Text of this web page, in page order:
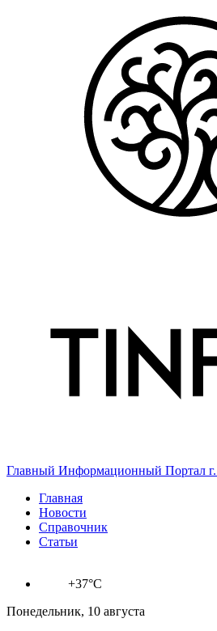
Главный Информационный Портал г.
Главная
Новости
Справочник
Статьи
+37°C
Понедельник, 10 августа